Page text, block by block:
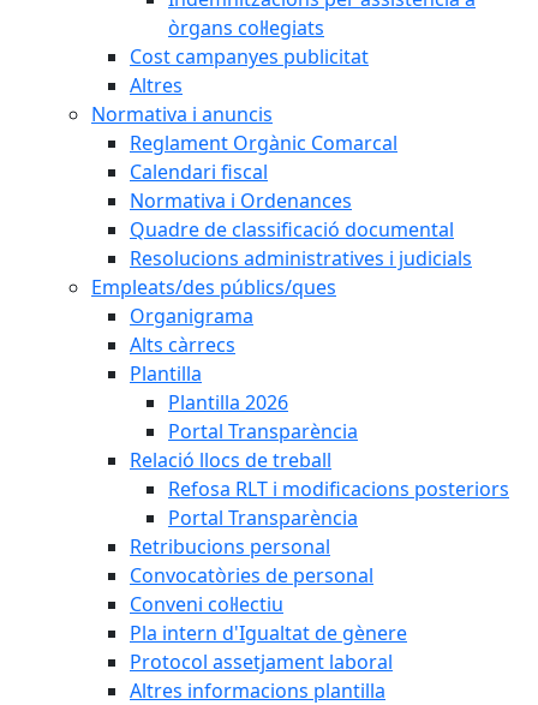
òrgans col·legiats
Cost campanyes publicitat
Altres
Normativa i anuncis
Reglament Orgànic Comarcal
Calendari fiscal
Normativa i Ordenances
Quadre de classificació documental
Resolucions administratives i judicials
Empleats/des públics/ques
Organigrama
Alts càrrecs
Plantilla
Plantilla 2026
Portal Transparència
Relació llocs de treball
Refosa RLT i modificacions posteriors
Portal Transparència
Retribucions personal
Convocatòries de personal
Conveni col·lectiu
Pla intern d'Igualtat de gènere
Protocol assetjament laboral
Altres informacions plantilla